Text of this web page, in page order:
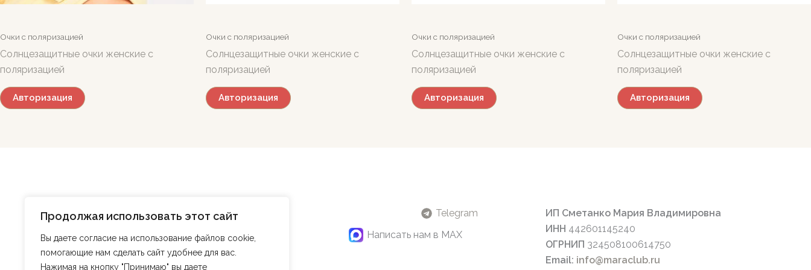
Продолжая использовать этот сайт
Вы даете согласие на использование файлов cookie,
помогающие нам сделать сайт удобнее для вас.
Нажимая на кнопку "Принимаю" вы даете
Очки с поляризацией
Солнцезащитные очки женские с
поляризацией
Авторизация
Очки с поляризацией
Солнцезащитные очки женские с
поляризацией
Авторизация
Очки с поляризацией
Солнцезащитные очки женские с
поляризацией
Авторизация
Очки с поляризацией
Солнцезащитные очки женские с
поляризацией
Авторизация
Главная Магазин О нас
БЛОГ
Telegram
Написать нам в MAX
ИП Сметанко Мария Владимировна
ИНН 442601145240
ОГРНИП 324508100614750
Email: info@maraclub.ru